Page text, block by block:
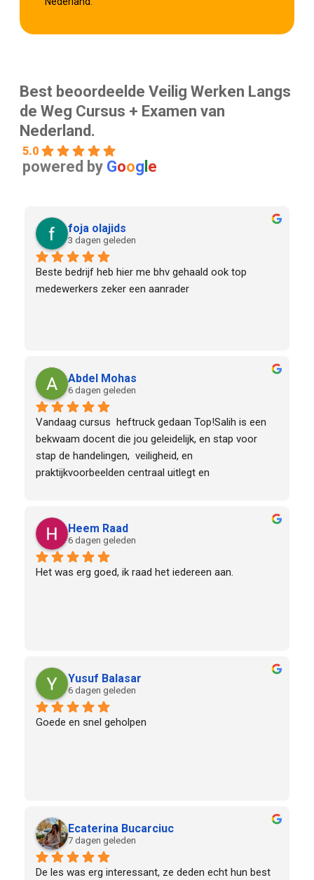
Best beoordeelde Veilig Werken Langs
de Weg Cursus + Examen van
Nederland.
5.0
powered by Goog e
foja olajids
3 dagen geleden
Beste bedrijf heb hier me bhv gehaald ook top
medewerkers zeker een aanrader
Abdel Mohas
6 dagen geleden
Vandaag cursus  heftruck gedaan Top!Salih is een
bekwaam docent die jou geleidelijk, en stap voor
stap de handelingen,  veiligheid, en
praktijkvoorbeelden centraal uitlegt en
aanrader om naar deze organisatie te komen.
Heem Raad
6 dagen geleden
Het was erg goed, ik raad het iedereen aan.
Yusuf Balasar
6 dagen geleden
Goede en snel geholpen
Ecaterina Bucarciuc
7 dagen geleden
De les was erg interessant, ze deden echt hun best